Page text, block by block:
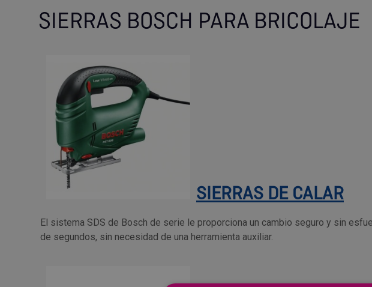
SIERRAS BOSCH PARA BRICOLAJE
SIERRAS DE CALAR
El sistema SDS de Bosch de serie le proporciona un cambio seguro y sin
de segundos, sin necesidad de una herramienta auxiliar.